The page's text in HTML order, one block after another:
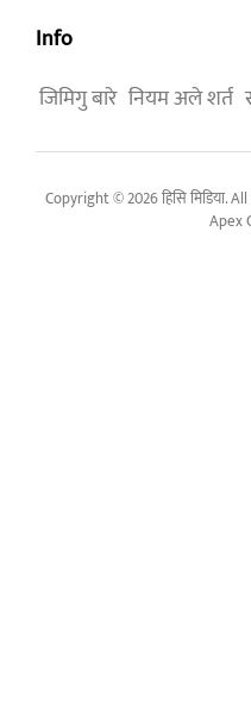
Info
जिमिगु बारे नियम अले शर्त
Copyright © 2026 हिसि मिडिया.
Apex